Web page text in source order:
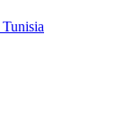
Tunisia